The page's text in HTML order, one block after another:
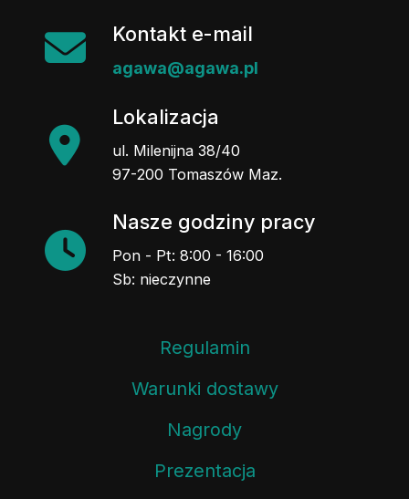
Kontakt e-mail
agawa@agawa.pl
Lokalizacja
ul. Milenijna 38/40
97-200 Tomaszów Maz.
Nasze godziny pracy
Pon - Pt: 8:00 - 16:00
Sb: nieczynne
Regulamin
Warunki dostawy
Nagrody
Prezentacja